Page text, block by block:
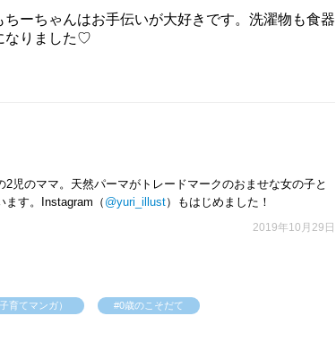
ーちゃんはお手伝いが大好きです。洗濯物も食器
なりました♡
児のママ。天然パーマがトレードマークのおませな女の子と
ます。Instagram（ @yuri_illust）もはじめました！
2019年10月29日
育てマンガ） #0歳のこそだて